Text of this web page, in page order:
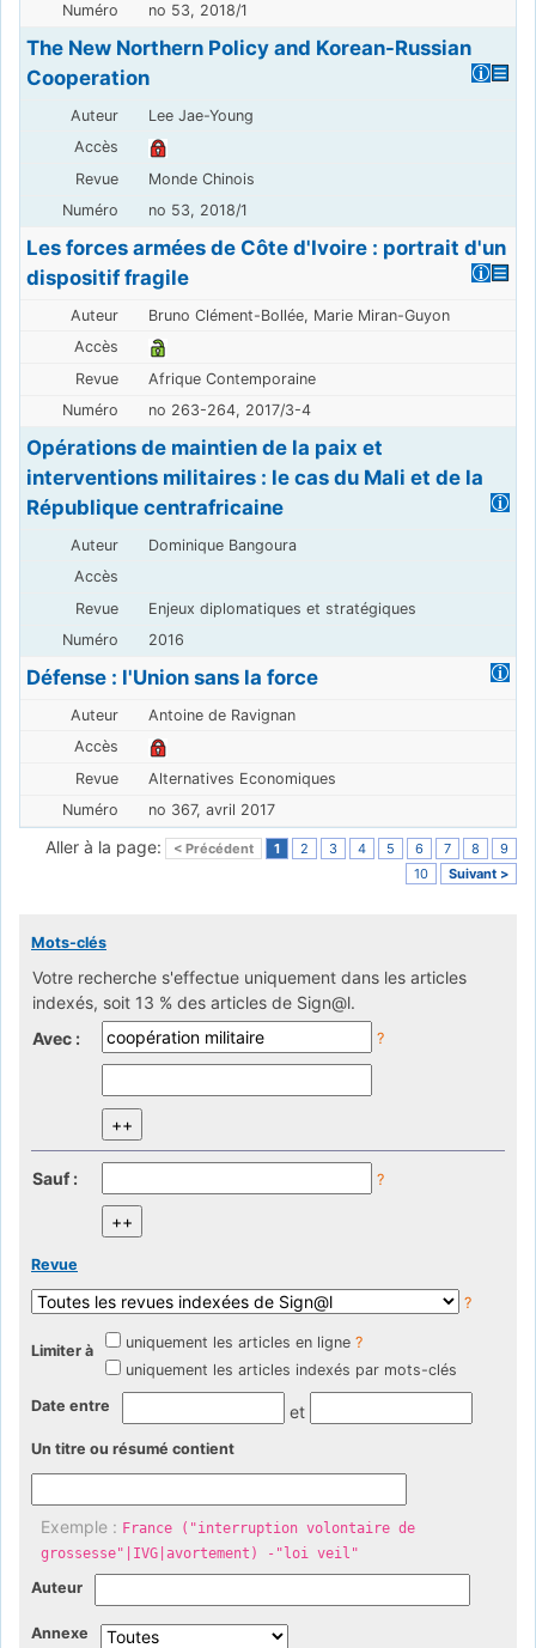
no 53, 2018/1
The New Northern Policy and Korean-Russian
Cooperation
Lee Jae-Young
Monde Chinois
no 53, 2018/1
Les forces armées de Côte d'Ivoire : portrait d'un
dispositif fragile
Bruno Clément-Bollée, Marie Miran-Guyon
Afrique Contemporaine
no 263-264, 2017/3-4
Opérations de maintien de la paix et
interventions militaires : le cas du Mali et de la
République centrafricaine
Dominique Bangoura
Enjeux diplomatiques et stratégiques
2016
Défense : l'Union sans la force
Antoine de Ravignan
Alternatives Economiques
no 367, avril 2017
Aller à la page: < Précédent 1 2 3 4 5 6 7 8
9
10
Suivant >
Mots-clés
Votre recherche s'effectue uniquement dans les articles
indexés, soit 13 % des articles de Sign@l.
Avec :
?
Sauf : ?
Revue
?
Limiter à uniquement les articles en ligne ?
uniquement les articles indexés par mots-clés
Date entre et
Un titre ou résumé contient
Exemple : France ("interruption volontaire de
grossesse"|IVG|avortement) -"loi veil"
Auteur
Annexe